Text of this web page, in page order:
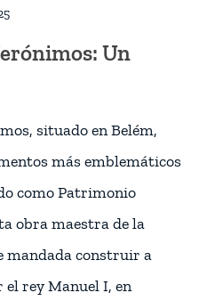
Un
situado en Belém,
más emblemáticos
como Patrimonio
obra maestra de la
mandada construir a
el rey Manuel I, en